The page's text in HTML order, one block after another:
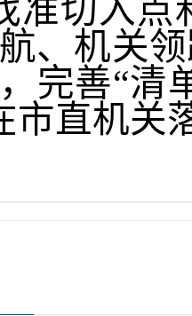
准切入
、机关
完善“清
市直机关